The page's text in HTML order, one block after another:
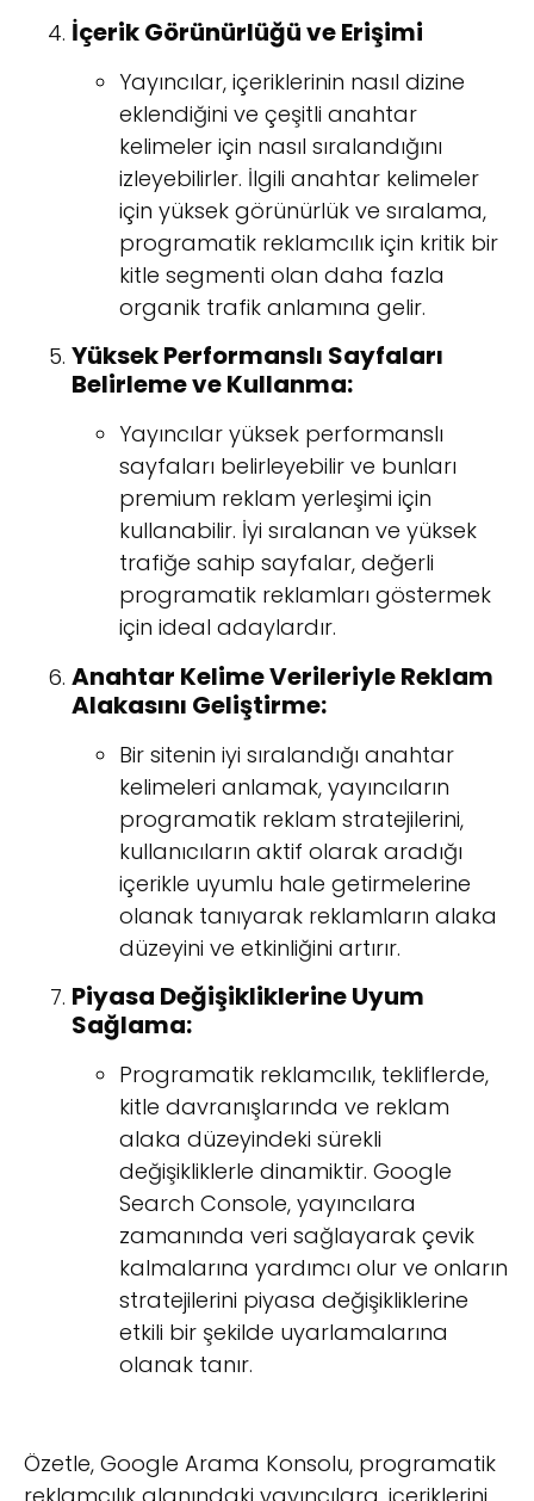
İçerik Görünürlüğü ve Erişimi
Yayıncılar, içeriklerinin nasıl dizine
eklendiğini ve çeşitli anahtar
kelimeler için nasıl sıralandığını
izleyebilirler. İlgili anahtar kelimeler
için yüksek görünürlük ve sıralama,
programatik reklamcılık için kritik bir
kitle segmenti olan daha fazla
organik trafik anlamına gelir.
Yüksek Performanslı Sayfaları
Belirleme ve Kullanma:
Yayıncılar yüksek performanslı
sayfaları belirleyebilir ve bunları
premium reklam yerleşimi için
kullanabilir. İyi sıralanan ve yüksek
trafiğe sahip sayfalar, değerli
programatik reklamları göstermek
için ideal adaylardır.
Anahtar Kelime Verileriyle Reklam
Alakasını Geliştirme:
Bir sitenin iyi sıralandığı anahtar
kelimeleri anlamak, yayıncıların
programatik reklam stratejilerini,
kullanıcıların aktif olarak aradığı
içerikle uyumlu hale getirmelerine
olanak tanıyarak reklamların alaka
düzeyini ve etkinliğini artırır.
Piyasa Değişikliklerine Uyum
Sağlama:
Programatik reklamcılık, tekliflerde,
kitle davranışlarında ve reklam
alaka düzeyindeki sürekli
değişikliklerle dinamiktir. Google
Search Console, yayıncılara
zamanında veri sağlayarak çevik
kalmalarına yardımcı olur ve onların
stratejilerini piyasa değişikliklerine
etkili bir şekilde uyarlamalarına
olanak tanır.
Özetle, Google Arama Konsolu, programatik